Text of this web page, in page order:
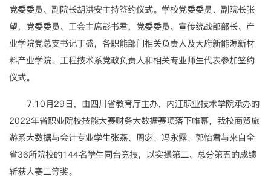
党委委员、副院长胡洪安主持签约仪式。学校党委委员、副院长张
望，党委委员、工会主席彭书君，党委委员、宣传统战部部长、产
业学院党总支书记丁盛，各职能部门相关负责人及天府新能源新材
料产业学院、工程技术系党政负责人和相关专业师生代表参加签约
仪式。
7.10月29日，由四川省教育厅主办，内江职业技术学院承办的
2022年省职业院校技能大赛财务大数据赛项落下帷幕，我校商贸旅
游系大数据与会计专业学生张燕、周宓、冯永露、郭怡君与来自全
省36所院校的144名学生同台竞技，以实操第二、总分第五的成绩
斩获大赛二等奖。